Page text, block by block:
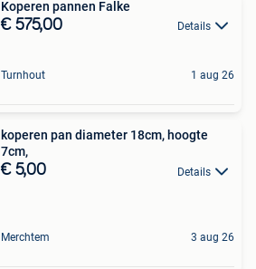
Koperen pannen Falke
€ 575,00 Details
Turnhout 1 aug 26
koperen pan diameter 18cm, hoogte
7cm,
€ 5,00 Details
Merchtem 3 aug 26